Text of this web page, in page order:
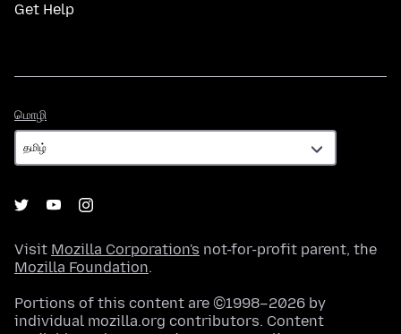
Get Help
மொழி
Visit Mozilla Corporation's not-for-profit parent, the
Mozilla Foundation.
Portions of this content are ©1998–2026 by
individual mozilla.org contributors. Content